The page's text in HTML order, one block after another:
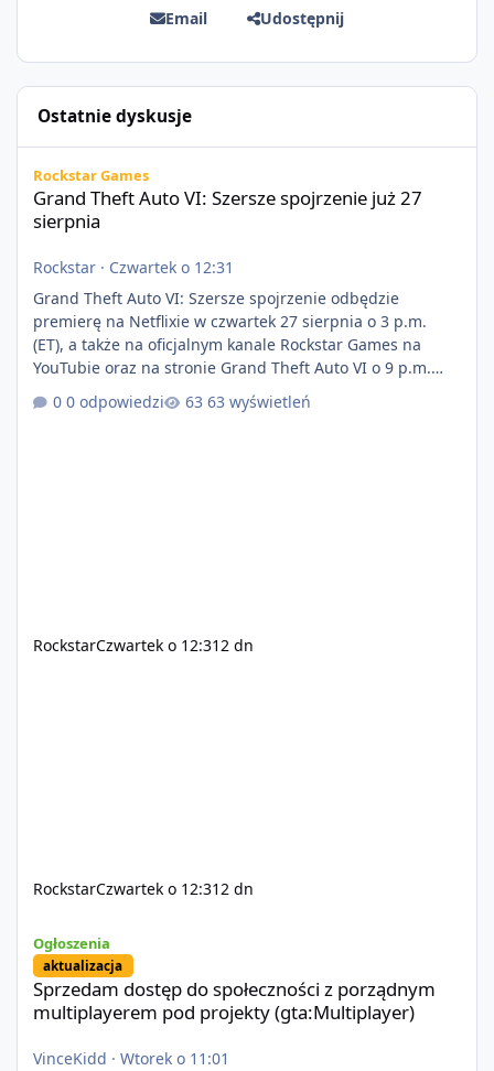
Email Udostępnij
Ostatnie dyskusje
Rockstar Games
Grand Theft Auto VI: Szersze spojrzenie już 27
sierpnia
Rockstar · Czwartek o 12:31
Grand Theft Auto VI: Szersze spojrzenie odbędzie
premierę na Netflixie w czwartek 27 sierpnia o 3 p.m.
(ET), a także na oficjalnym kanale Rockstar Games na
YouTubie oraz na stronie Grand Theft Auto VI o 9 p.m.
(ET) 27 sierpnia. https://netflix.com/GTAVI Grand Theft
Auto VI będzie dostępne 19 listopada na PlayStation 5
0 odpowiedzi 63 wyświetleń
RockstarCzwartek o 12:312 dn
RockstarCzwartek o 12:312 dn
Ogłoszenia
aktualizacja
Sprzedam dostęp do społeczności z porządnym
multiplayerem pod projekty (gta:Multiplayer)
VinceKidd · Wtorek o 11:01